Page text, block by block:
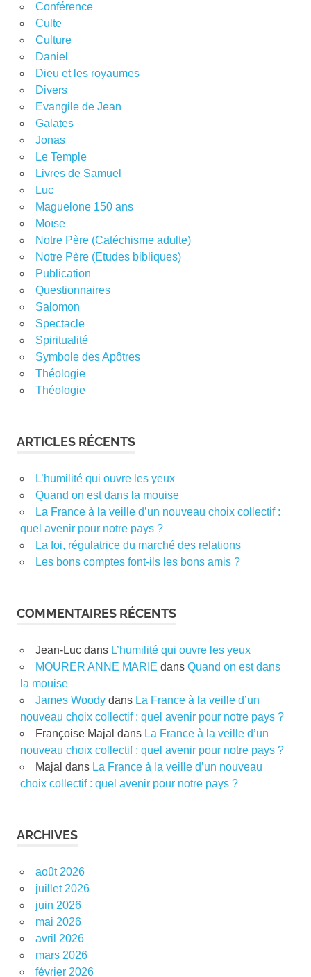
Conférence
Culte
Culture
Daniel
Dieu et les royaumes
Divers
Evangile de Jean
Galates
Jonas
Le Temple
Livres de Samuel
Luc
Maguelone 150 ans
Moïse
Notre Père (Catéchisme adulte)
Notre Père (Etudes bibliques)
Publication
Questionnaires
Salomon
Spectacle
Spiritualité
Symbole des Apôtres
Théologie
Théologie
ARTICLES RÉCENTS
L’humilité qui ouvre les yeux
Quand on est dans la mouise
La France à la veille d’un nouveau choix collectif :
quel avenir pour notre pays ?
La foi, régulatrice du marché des relations
Les bons comptes font-ils les bons amis ?
COMMENTAIRES RÉCENTS
Jean-Lucdans L’humilité qui ouvre les yeux
MOURER ANNE MARIE dans Quand on est dans
la mouise
James Woodydans La France à la veille d’un
nouveau choix collectif : quel avenir pour notre pays ?
Françoise Majal dans La France à la veille d’un
nouveau choix collectif : quel avenir pour notre pays ?
Majal dans La France à la veille d’un nouveau
choix collectif : quel avenir pour notre pays ?
ARCHIVES
août 2026
juillet 2026
juin 2026
mai 2026
avril 2026
mars 2026
février 2026